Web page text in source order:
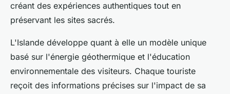
créant des expériences authentiques tout en
préservant les sites sacrés.
L'Islande développe quant à elle un modèle unique
basé sur l'énergie géothermique et l'éducation
environnementale des visiteurs. Chaque touriste
reçoit des informations précises sur l'impact de sa